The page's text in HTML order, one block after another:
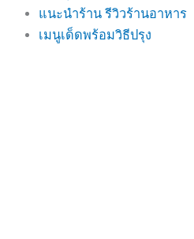
แนะนำร้าน รีวิวร้านอาหาร
เมนูเด็ดพร้อมวิธีปรุง